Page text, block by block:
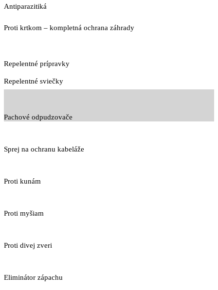
Antiparazitiká
Proti krtkom – kompletná ochrana záhrady
Repelentné prípravky
Repelentné sviečky
Pachové odpudzovače
Sprej na ochranu kabeláže
Proti kunám
Proti myšiam
Proti divej zveri
Eliminátor zápachu